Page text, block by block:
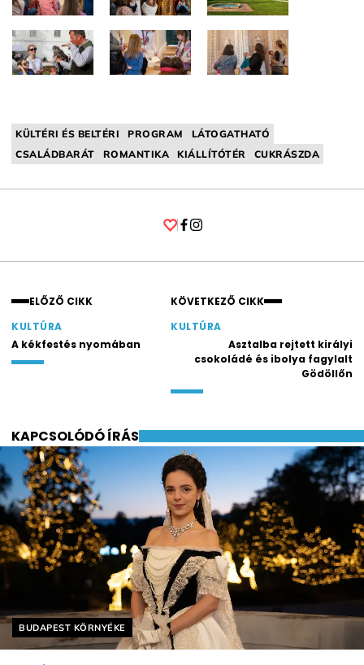
KÜLTÉRI ÉS BELTÉRI PROGRAM
LÁTOGATHATÓ
CSALÁDBARÁT
ROMANTIKA KIÁLLÍTÓTÉR CUKRÁSZDA
ELŐZŐ CIKK
KULTÚRA
A kékfestés nyomában
KÖVETKEZŐ CIKK
KULTÚRA
Asztalba rejtett királyi
csokoládé és ibolya fagylalt
Gödöllőn
KAPCSOLÓDÓ ÍRÁS
Helyszín címkék:
BUDAPEST KÖRNYÉKE